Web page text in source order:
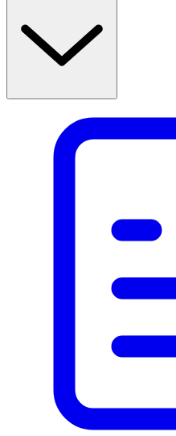
innehållsämnen är
glycerylmonolaurat,
natriumedetat,
salicylsyra, svavelsyra och